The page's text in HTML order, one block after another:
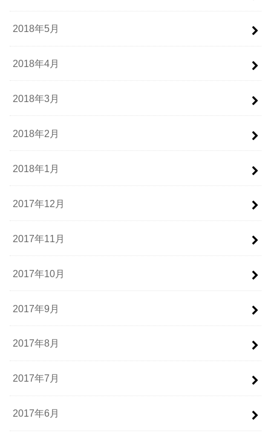
2018年5月
2018年4月
2018年3月
2018年2月
2018年1月
2017年12月
2017年11月
2017年10月
2017年9月
2017年8月
2017年7月
2017年6月